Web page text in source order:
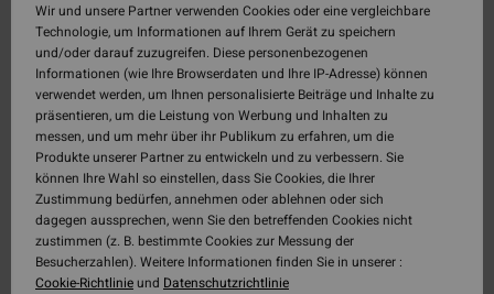
Wir und unsere Partner verwenden Cookies oder eine vergleichbare
Technologie, um Informationen auf Ihrem Gerät zu speichern
und/oder darauf zuzugreifen. Diese personenbezogenen
Informationen (wie Ihre Browserdaten und Ihre IP-Adresse) können
verwendet werden, um Ihnen personalisierte Beiträge und Inhalte zu
präsentieren, um die Leistung von Werbung und Inhalten zu
messen, und um mehr über ihr Publikum zu erfahren, um die
Produkte unserer Partner zu entwickeln und zu verbessern. Sie
können Ihre Wahl so einstellen, dass Sie Cookies, die Ihrer
Zustimmung bedürfen, annehmen oder ablehnen oder sich
dagegen aussprechen, wenn Sie den betreffenden Cookies nicht
zustimmen (z. B. bestimmte Cookies zur Messung der
Besucherzahlen). Weitere Informationen finden Sie in unserer :
Cookie-Richtlinieund Datenschutzrichtlinie